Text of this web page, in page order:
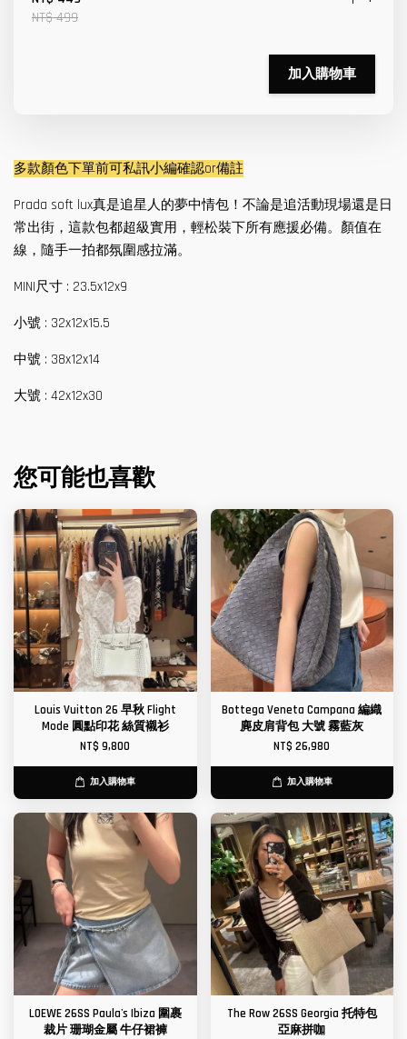
NT$ 499
加入購物車
多款顏色下單前可私訊小編確認or備註
Prada soft lux真是追星人的夢中情包！不論是追活動現場還是日
常出街，這款包都超級實用，輕松裝下所有應援必備。顏值在
線，隨手一拍都氛圍感拉滿。
MINI尺寸 : 23.5x12x9
小號 : 32x12x15.5
中號 : 38x12x14
大號 : 42x12x30
您可能也喜歡
Louis Vuitton 26 早秋 Flight
Mode 圓點印花 絲質襯衫
NT$ 9,800
加入購物車
Bottega Veneta Campana 編織
麂皮肩背包 大號 霧藍灰
NT$ 26,980
加入購物車
LOEWE 26SS Paula's Ibiza 圍裹
裁片 珊瑚金屬 牛仔裙褲
The Row 26SS Georgia 托特包​​
亞麻拼咖